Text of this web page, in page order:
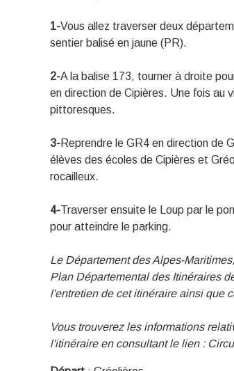
1-Vous allez traverser deux
sentier balisé en jaune (PR).
2-A la balise 173, tourner à droite
en direction de Cipières. Une fois au
pittoresques.
3-Reprendre le GR4 en direction de
élèves des écoles de Cipières et
rocailleux.
4-Traverser ensuite le Loup par le
pour atteindre le parking.
Le Département des Alpes-
Plan Départemental des Itinéraires
l'entretien de cet itinéraire ainsi que
Vous trouverez les informations
l'itinéraire en consultant le lien :